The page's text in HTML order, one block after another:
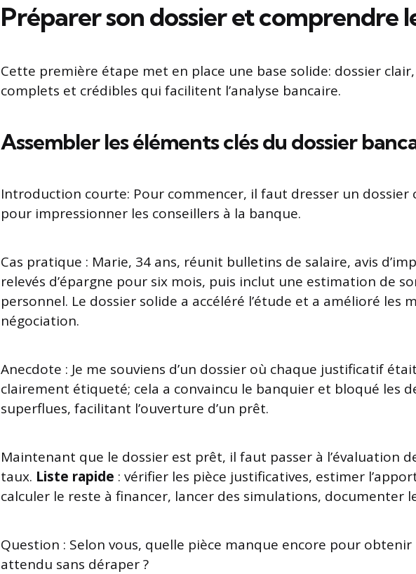
Préparer son dossier et comprendre
Cette première étape met en place une base solide: dossier
complets et crédibles qui facilitent l’analyse bancaire.
Assembler les éléments clés du dossier
Introduction courte: Pour commencer, il faut dresser un dossier
pour impressionner les conseillers à la banque.
Cas pratique : Marie, 34 ans, réunit bulletins de salaire, avis
relevés d’épargne pour six mois, puis inclut une estimation de
personnel. Le dossier solide a accéléré l’étude et a amélioré les
négociation.
Anecdote : Je me souviens d’un dossier où chaque justificatif
clairement étiqueté; cela a convaincu le banquier et bloqué les
superflues, facilitant l’ouverture d’un prêt.
Maintenant que le dossier est prêt, il faut passer à l’évaluation
taux. Liste rapide : vérifier les pièce justificatives, estimer
calculer le reste à financer, lancer des simulations, documenter
Question : Selon vous, quelle pièce manque encore pour obtenir
attendu sans déraper ?